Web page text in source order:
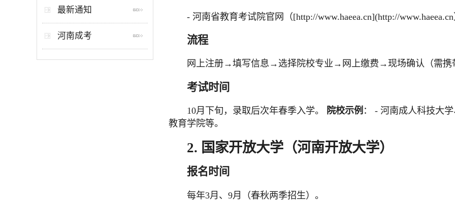
最新通知
河南成考
- 河南省教育考试院官网（[http://www.haeea.cn](http://
流程
网上注册→填写信息→选择院校专业→网上缴费→现场确认（需携
考试时间
10月下旬，录取后次年春季入学。 院校示例 ： - 河南成人科技大
教育学院等。
2. 国家开放大学 （河南开放大学）
报名时间
每年3月、9月（春秋两季招生）。